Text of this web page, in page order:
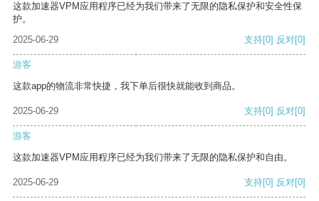
这款加速器VPM应用程序已经为我们带来了无限的隐私保护和安全性保
护。
2025-06-29
支持[0] 反对[0]
游客
这款app的物流非常快捷，我下单后很快就能收到商品。
2025-06-29 支持[0] 反对[0]
游客
这款加速器VPM应用程序已经为我们带来了无限的隐私保护和自由。
2025-06-29 支持[0] 反对[0]